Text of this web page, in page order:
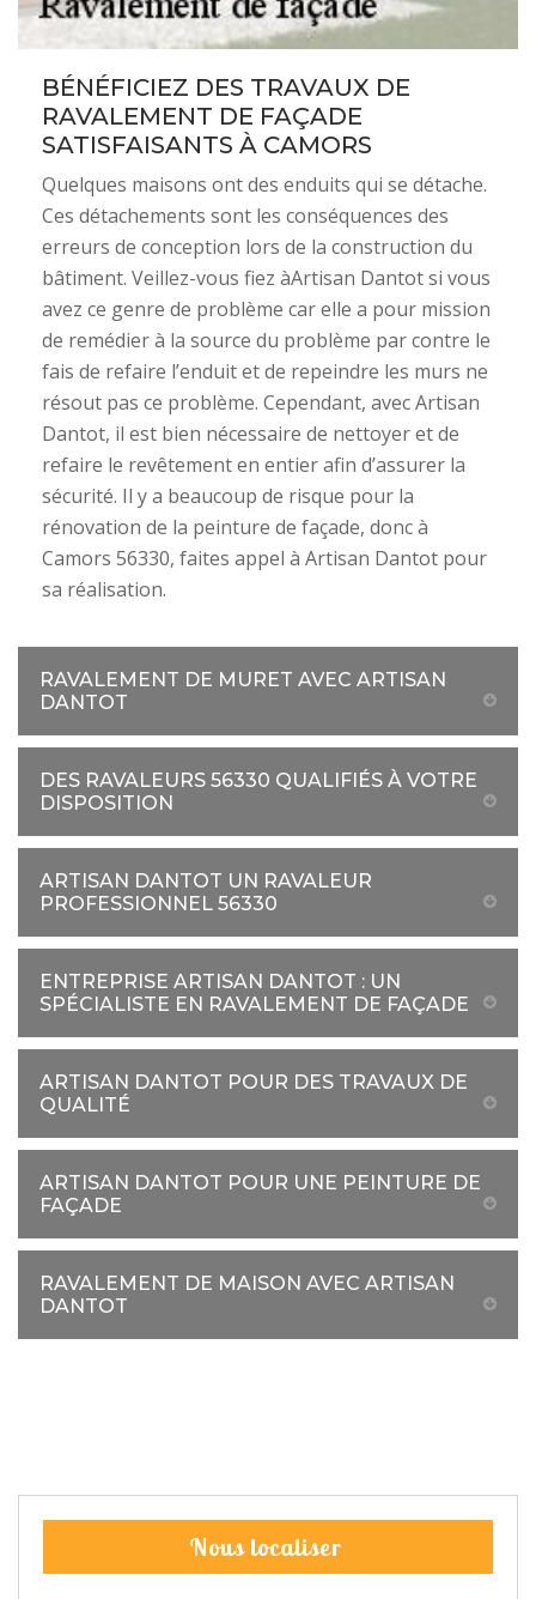
BÉNÉFICIEZ DES TRAVAUX DE
RAVALEMENT DE FAÇADE
SATISFAISANTS À CAMORS
Quelques maisons ont des enduits qui se détache.
Ces détachements sont les conséquences des
erreurs de conception lors de la construction du
bâtiment. Veillez-vous fiez àArtisan Dantot si vous
avez ce genre de problème car elle a pour mission
de remédier à la source du problème par contre le
fais de refaire l’enduit et de repeindre les murs ne
résout pas ce problème. Cependant, avec Artisan
Dantot, il est bien nécessaire de nettoyer et de
refaire le revêtement en entier afin d’assurer la
sécurité. Il y a beaucoup de risque pour la
rénovation de la peinture de façade, donc à
Camors 56330, faites appel à Artisan Dantot pour
sa réalisation.
RAVALEMENT DE MURET AVEC ARTISAN
DANTOT
DES RAVALEURS 56330 QUALIFIÉS À VOTRE
DISPOSITION
ARTISAN DANTOT UN RAVALEUR
PROFESSIONNEL 56330
ENTREPRISE ARTISAN DANTOT : UN
SPÉCIALISTE EN RAVALEMENT DE FAÇADE
ARTISAN DANTOT POUR DES TRAVAUX DE
QUALITÉ
ARTISAN DANTOT POUR UNE PEINTURE DE
FAÇADE
RAVALEMENT DE MAISON AVEC ARTISAN
DANTOT
Nous localiser